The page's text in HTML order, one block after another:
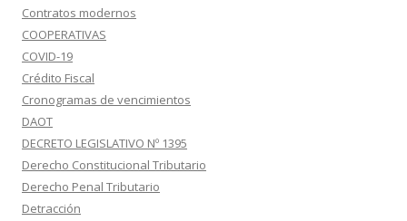
Contratos modernos
COOPERATIVAS
COVID-19
Crédito Fiscal
Cronogramas de vencimientos
DAOT
DECRETO LEGISLATIVO Nº 1395
Derecho Constitucional Tributario
Derecho Penal Tributario
Detracción